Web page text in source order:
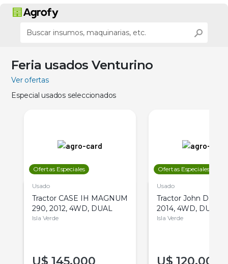
Feria usados Venturino
Ver ofertas
Especial usados seleccionados
Ofertas Especiales
Usado
Tractor CASE IH MAGNUM
290, 2012, 4WD, DUAL
Isla Verde
U$ 145.000
Ofertas Especiales
Usado
Tractor John Deere
2014, 4WD, DUAL
Isla Verde
U$ 120.000